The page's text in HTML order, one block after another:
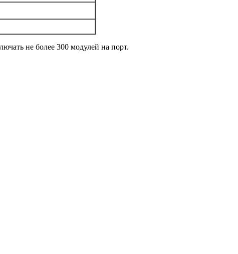
не более 300 модулей на порт.